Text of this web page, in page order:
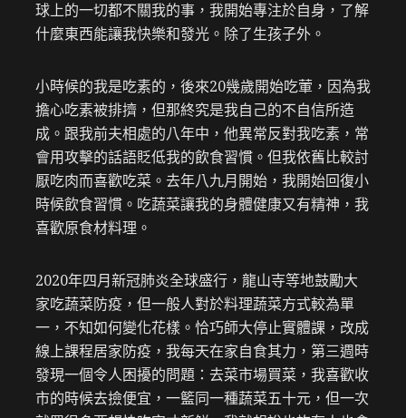
球上的一切都不關我的事，我開始專注於自身，了解
什麼東西能讓我快樂和發光。除了生孩子外。
小時候的我是吃素的，後來20幾歲開始吃葷，因為我
擔心吃素被排擠，但那終究是我自己的不自信所造
成。跟我前夫相處的八年中，他異常反對我吃素，常
會用攻擊的話語貶低我的飲食習慣。但我依舊比較討
厭吃肉而喜歡吃菜。去年八九月開始，我開始回復小
時候飲食習慣。吃蔬菜讓我的身體健康又有精神，我
喜歡原食材料理。
2020年四月新冠肺炎全球盛行，龍山寺等地鼓勵大
家吃蔬菜防疫，但一般人對於料理蔬菜方式較為單
一，不知如何變化花樣。恰巧師大停止實體課，改成
線上課程居家防疫，我每天在家自食其力，第三週時
發現一個令人困擾的問題：去菜市場買菜，我喜歡收
市的時候去撿便宜，一籃同一種蔬菜五十元，但一次